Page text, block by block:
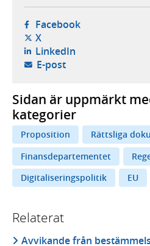
Facebook- öppnas i ny
X- öppnas i ny flik,
LinkedIn- öppnas i ny
E-post- öppnar din e-
Sidan är uppmärkt
kategorier
Proposition
Rättsliga
Finansdepartementet
Digitaliseringspolitik
EU
Relaterat
Avvikande från